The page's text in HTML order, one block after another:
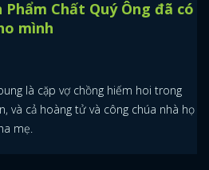
Chất Quý Ông đã có
mình
là cặp vợ chồng hiếm hoi trong
và cả hoàng tử và công chúa nhà họ
mẹ.